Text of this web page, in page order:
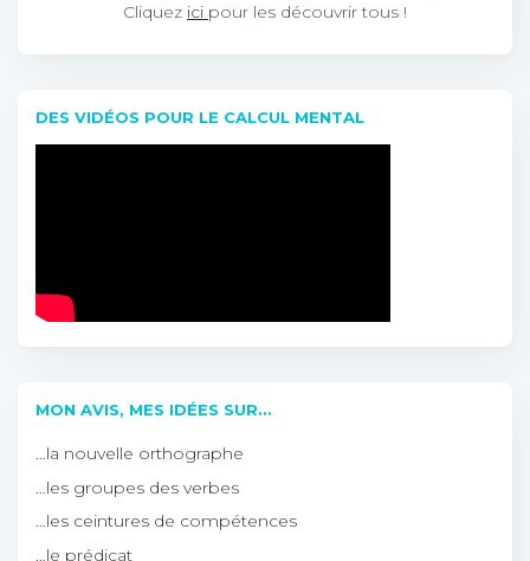
Cliquez ici pour les découvrir tous !
DES VIDÉOS POUR LE CALCUL MENTAL
MON AVIS, MES IDÉES SUR…
…la nouvelle orthographe
…les groupes des verbes
…les ceintures de compétences
…le prédicat